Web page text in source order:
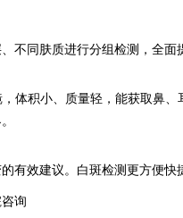
同肤质进行分组检测，全面
积小、质量轻，能获取鼻、
效建议。白斑检测更方便快
咨询